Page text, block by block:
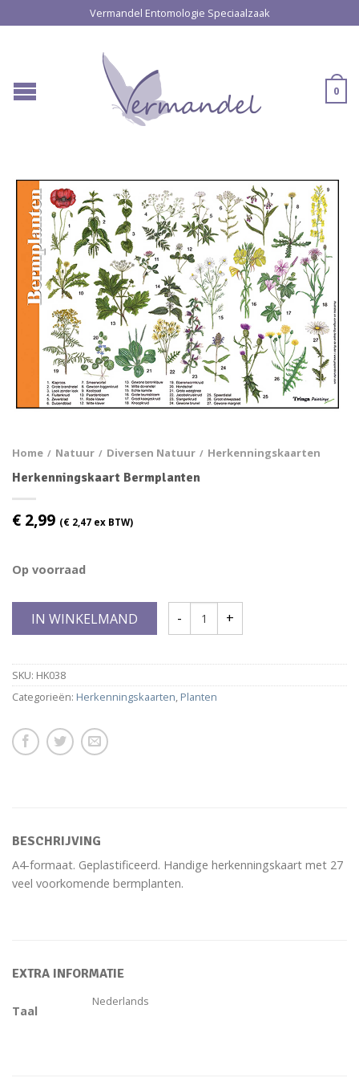
Vermandel Entomologie Speciaalzaak
0
Home / Natuur / Diversen Natuur / Herkenningskaarten
Herkenningskaart Bermplanten
€ 2,99 (€ 2,47 ex BTW)
Op voorraad
IN WINKELMAND
SKU: HK038
Categorieën: Herkenningskaarten, Planten
BESCHRIJVING
A4-formaat. Geplastificeerd. Handige herkenningskaart met 27
veel voorkomende bermplanten.
EXTRA INFORMATIE
Taal
Nederlands